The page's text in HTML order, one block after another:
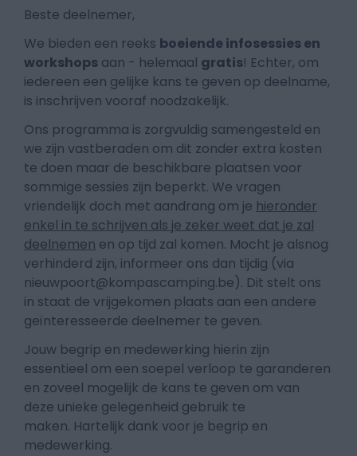
Beste deelnemer,
We bieden een reeks boeiende infosessies en
workshops aan - helemaal gratis! Echter, om
iedereen een gelijke kans te geven op deelname,
is inschrijven vooraf noodzakelijk.
Ons programma is zorgvuldig samengesteld en
we zijn vastberaden om dit zonder extra kosten
te doen maar de beschikbare plaatsen voor
sommige sessies zijn beperkt. We vragen
vriendelijk doch met aandrang om je hieronder
enkel in te schrijven als je zeker weet dat je zal
deelnemen en op tijd zal komen. Mocht je alsnog
verhinderd zijn, informeer ons dan tijdig (via
nieuwpoort@kompascamping.be). Dit stelt ons
in staat de vrijgekomen plaats aan een andere
geïnteresseerde deelnemer te geven.
Jouw begrip en medewerking hierin zijn
essentieel om een soepel verloop te garanderen
en zoveel mogelijk de kans te geven om van
deze unieke gelegenheid gebruik te
maken. Hartelijk dank voor je begrip en
medewerking.